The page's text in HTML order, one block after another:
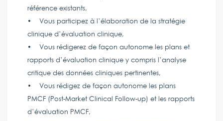
référence existants,
• Vous participez à l’élaboration de la stratégie
clinique d’évaluation clinique,
• Vous rédigerez de façon autonome les plans et
rapports d’évaluation clinique y compris l’analyse
critique des données cliniques pertinentes,
• Vous rédigez de façon autonome les plans
PMCF (Post-Market Clinical Follow-up) et les rapports
d’évaluation PMCF,